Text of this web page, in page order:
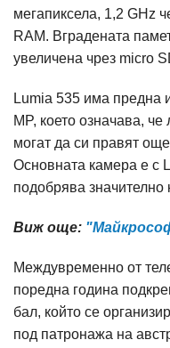
мегапиксела, 1,2 GHz
RAM. Вградената
увеличена чрез micro
Lumia 535 има предна
MP, което означава,
могат да си правят
Основната камера е с
подобрява значително
Виж още:
Междувременно от
поредна година
бал, който се
под патронажа на